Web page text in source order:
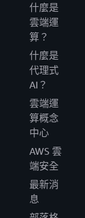
什麼是
雲端運
算？
什麼是
代理式
AI？
雲端運
算概念
中心
AWS 雲
端安全
最新消
息